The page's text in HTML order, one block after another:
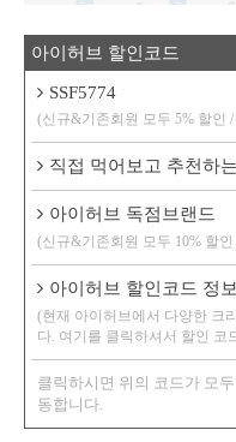
아이허브 할인코드
SSF5774
(신규&기존회원 모두 5% 할인
직접 먹어보고 추천하
아이허브 독점브랜드
(신규&기존회원 모두 10% 할
아이허브 할인코드 정보
(현재 아이허브에서 다양한 크
다. 여기를 클릭하셔서 할인 코
클릭하시면 위의 코드가 모
동합니다.